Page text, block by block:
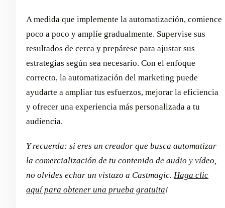
A medida que implemente la automatización, comience
poco a poco y amplíe gradualmente. Supervise sus
resultados de cerca y prepárese para ajustar sus
estrategias según sea necesario. Con el enfoque
correcto, la automatización del marketing puede
ayudarte a ampliar tus esfuerzos, mejorar la eficiencia
y ofrecer una experiencia más personalizada a tu
audiencia.
Y recuerda: si eres un creador que busca automatizar
la comercialización de tu contenido de audio y vídeo,
no olvides echar un vistazo a Castmagic. Haga clic
aquí para obtener una prueba gratuita!